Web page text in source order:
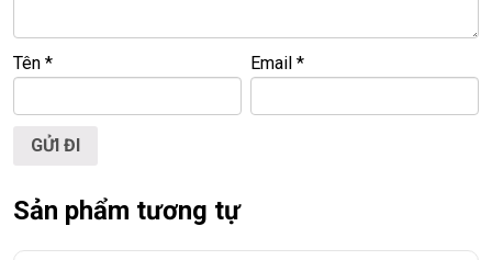
Tên * Email*
Sản phẩm tương tự